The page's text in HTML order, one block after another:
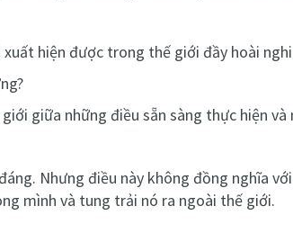
hiện được trong thế giới đầy hoài
giữa những điều sẵn sàng thực hiện và
Nhưng điều này không đồng nghĩa
mình và tung trải nó ra ngoài thế giới.